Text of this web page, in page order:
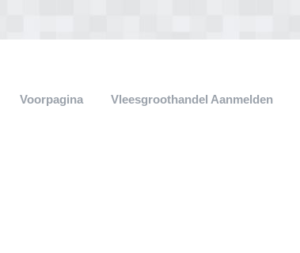
Voorpagina Vleesgroothandel Aanmelden